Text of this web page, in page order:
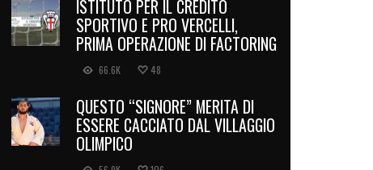
ISTITUTO PER IL CREDITO
SPORTIVO E PRO VERCELLI,
PRIMA OPERAZIONE DI FACTORING
66.6K 48
QUESTO “SIGNORE” MERITA DI
ESSERE CACCIATO DAL VILLAGGIO
OLIMPICO